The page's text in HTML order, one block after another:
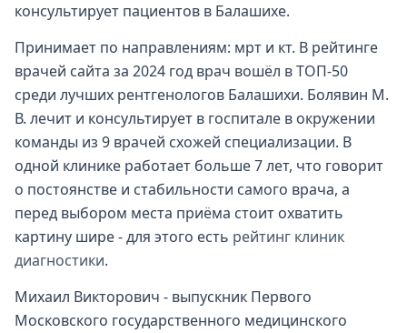
консультирует пациентов в Балашихе.
Принимает по направлениям: мрт и кт. В рейтинге
врачей сайта за 2024 год врач вошёл в ТОП-50
среди лучших рентгенологов Балашихи. Болявин М.
В. лечит и консультирует в госпитале в окружении
команды из 9 врачей схожей специализации. В
одной клинике работает больше 7 лет, что говорит
о постоянстве и стабильности самого врача, а
перед выбором места приёма стоит охватить
картину шире - для этого есть рейтинг клиник
диагностики.
Михаил Викторович - выпускник Первого
Московского государственного медицинского